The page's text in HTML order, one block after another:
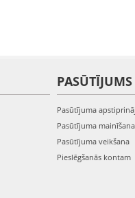
PASŪTĪJUMS
Pasūtījuma
Pasūtījuma mainīšana
Pasūtījuma veikšana
Pieslēgšanās kontam